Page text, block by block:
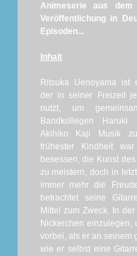
Animeserie aus
Veröffentlichung in
Episoden...
Inhalt
Ritsuka Uenoyama ist
der in seiner Freizeit
nutzt, um
Bandkollegen Haruki
Akihiko Kaji Musik
frühester Kindheit
besessen, die Kunst
zu meistern, doch in
immer mehr die
betrachtet seine
Mittel zum Zweck. In
Nickerchen
vorbei, als er an seinem
wie er selbst eine